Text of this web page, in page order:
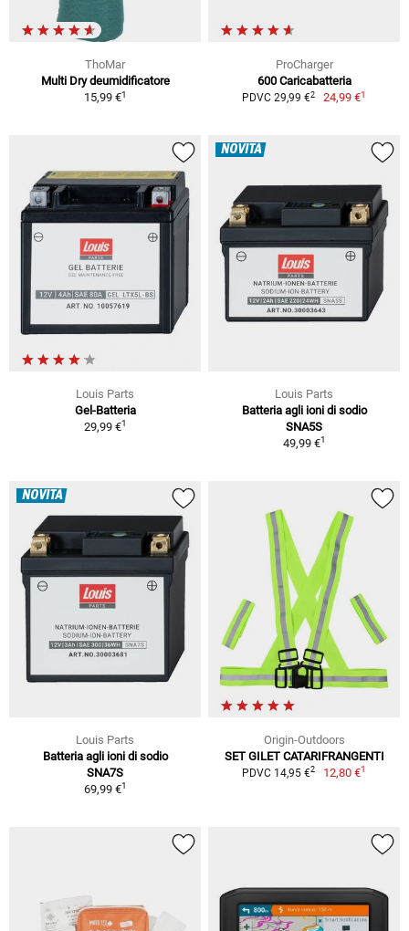
ThoMar
Multi Dry deumidificatore
15,99 €1
ProCharger
600 Caricabatteria
PDVC 29,99 €2 24,99 €1
Louis Parts
Gel-Batteria
29,99 €1
NOVITÀ
Louis Parts
Batteria agli ioni di sodio
SNA5S
49,99 €1
NOVITÀ
Louis Parts
Batteria agli ioni di sodio
SNA7S
69,99 €1
Origin-Outdoors
SET GILET CATARIFRANGENTI
PDVC 14,95 €2 12,80 €1